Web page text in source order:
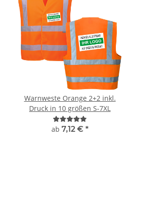
Warnweste Orange 2+2 inkl.
Druck in 10 größen S-7XL
ab 7,12 € *